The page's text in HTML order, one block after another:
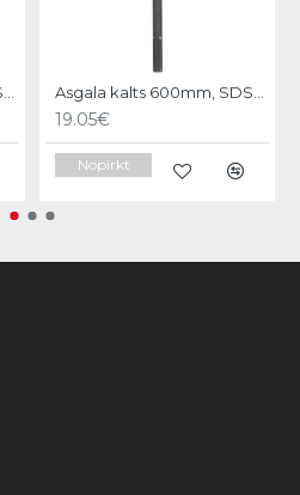
Asgala kalts 400mm, SDS-MAX KWB Asgala kalts 600mm, SDS-MAX KWB
19.05€
Nopirkt